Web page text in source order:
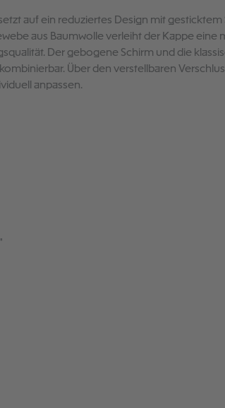
auf ein reduziertes Design mit gesticktem
aus Baumwolle verleiht der Kappe eine
Der gebogene Schirm und die
Über den verstellbaren
anpassen.